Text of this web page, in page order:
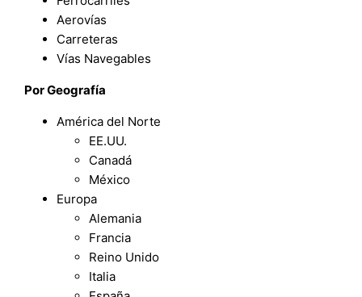
Aerovías
Carreteras
Vías Navegables
Por Geografía
América del Norte
EE.UU.
Canadá
México
Europa
Alemania
Francia
Reino Unido
Italia